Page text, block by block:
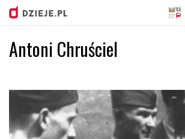
Antoni Chruściel